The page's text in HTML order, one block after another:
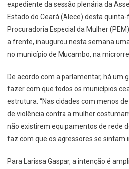
expediente da sessão plenária da
Estado do Ceará (Alece) desta
Procuradoria Especial da Mulher
a frente, inaugurou nesta semana
no município de Mucambo, na
De acordo com a parlamentar, há um
fazer com que todos os municípios
estrutura. “Nas cidades com menos
de violência contra a mulher
não existirem equipamentos de rede
faz com que os agressores se sintam
Para Larissa Gaspar, a intenção é